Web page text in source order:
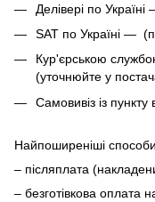
Делівері по
SAT по Україні —
Кур'єрською
(уточнюйте у
Самовивіз із
Найпоширеніші
– післяплата
– безготівкова